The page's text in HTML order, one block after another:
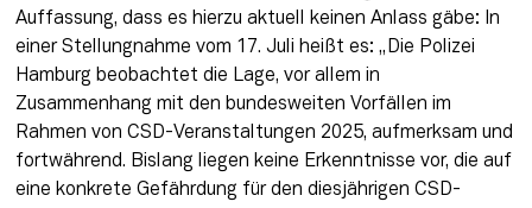
Auffassung, dass es hierzu aktuell keinen Anlass gäbe: In
einer Stellungnahme vom 17. Juli heißt es: „Die Polizei
Hamburg beobachtet die Lage, vor allem in
Zusammenhang mit den bundesweiten Vorfällen im
Rahmen von CSD-Veranstaltungen 2025, aufmerksam und
fortwährend. Bislang liegen keine Erkenntnisse vor, die auf
eine konkrete Gefährdung für den diesjährigen CSD-